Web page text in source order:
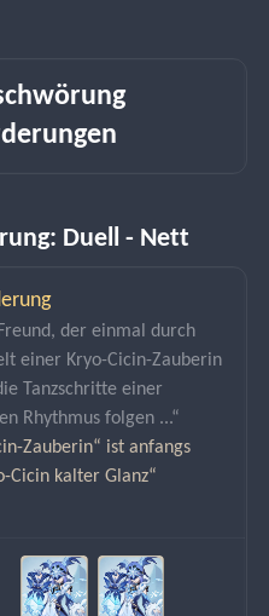
Duell - Nett
der einmal durch
einer Kryo-Cicin-Zauberin
Tanzschritte einer
Rhythmus folgen ...“
Zauberin“ ist anfangs
Cicin kalter Glanz“